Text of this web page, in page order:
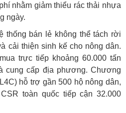
nhằm giảm thiểu rác thải nhựa
ngày.
thống bán lẻ không thể tách rời
cải thiện sinh kế cho nông dân.
trực tiếp khoảng 60.000 tấn
cung cấp địa phương. Chương
hỗ trợ gần 500 hộ nông dân,
toàn quốc tiếp cận 32.000